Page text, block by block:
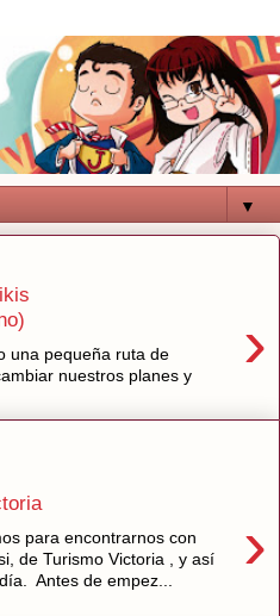
▼
›
una pequeña ruta de
nuestros planes y
›
para encontrarnos con
de Turismo Victoria , y así
Antes de empez...